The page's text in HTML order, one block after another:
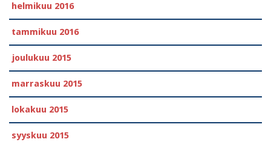
helmikuu 2016
tammikuu 2016
joulukuu 2015
marraskuu 2015
lokakuu 2015
syyskuu 2015